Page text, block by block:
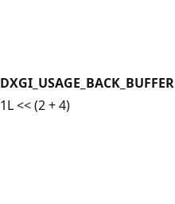
DXGI_USAGE_BACK_BUFFER
1L << (2 + 4)